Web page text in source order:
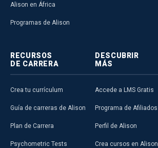
Alison en África
Programas de Alison
RECURSOS
DE CARRERA
Crea tu currículum
Guía de carreras de Alison
Plan de Carrera
Psychometric Tests
DESCUBRIR
MÁS
Accede a LMS Gratis
Programa de Afiliados
Perfil de Alison
Crea cursos en Alison